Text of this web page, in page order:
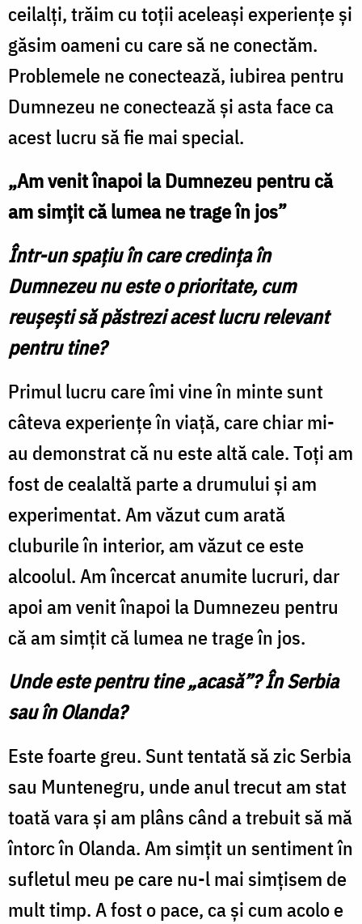
ceilalți, trăim cu toții aceleași experiențe și
găsim oameni cu care să ne conectăm.
Problemele ne conectează, iubirea pentru
Dumnezeu ne conectează și asta face ca
acest lucru să fie mai special.
„Am venit înapoi la Dumnezeu pentru că
am simțit că lumea ne trage în jos”
Într-un spațiu în care credința în
Dumnezeu nu este o prioritate, cum
reușești să păstrezi acest lucru relevant
pentru tine?
Primul lucru care îmi vine în minte sunt
câteva experiențe în viață, care chiar mi-
au demonstrat că nu este altă cale. Toți am
fost de cealaltă parte a drumului și am
experimentat. Am văzut cum arată
cluburile în interior, am văzut ce este
alcoolul. Am încercat anumite lucruri, dar
apoi am venit înapoi la Dumnezeu pentru
că am simțit că lumea ne trage în jos.
Unde este pentru tine „acasă”? În Serbia
sau în Olanda?
Este foarte greu. Sunt tentată să zic Serbia
sau Muntenegru, unde anul trecut am stat
toată vara și am plâns când a trebuit să mă
întorc în Olanda. Am simțit un sentiment în
sufletul meu pe care nu-l mai simțisem de
mult timp. A fost o pace, ca și cum acolo e